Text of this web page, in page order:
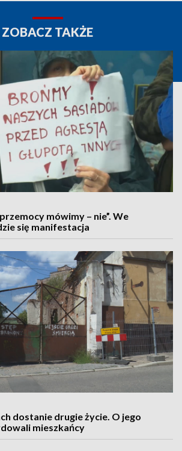
ZOBACZ TAKŻE
mówimy – nie”. We
się manifestacja
dostanie drugie życie. O jego
mieszkańcy